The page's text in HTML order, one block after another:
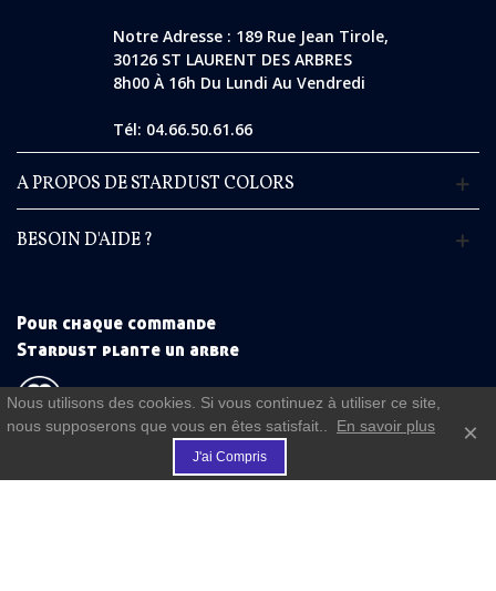
Notre Adresse : 189 Rue Jean Tirole,
30126 ST LAURENT DES ARBRES
8h00 À 16h Du Lundi Au Vendredi
Tél: 04.66.50.61.66
A PROPOS DE STARDUST COLORS
BESOIN D'AIDE ?
Pour chaque commande
Stardust plante un arbre
€
Nous utilisons des cookies. Si vous continuez à utiliser ce site,
nous supposerons que vous en êtes satisfait..
En savoir plus
J'ai Compris
×